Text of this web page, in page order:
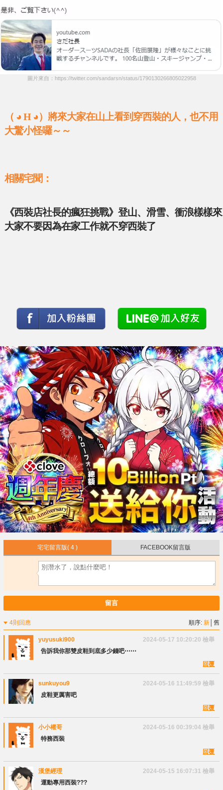
圖片來自：https://twitter.com/sandarsn/status/1790130266805022958
（ ◕ H ◕）將來大家在山上看到穿西裝的人，也不用
大驚小怪囉～～
相關宅聞：
《西裝店社長的瘋狂挑戰》登山、滑雪、衝浪樣樣來
大家不要因為在家工作就不穿西裝了
宅宅留言版( 4 ) FACEBOOK留言版
留言
4則回應 順序:新 │舊
yuyusuki900 2024-05-17 10:20:20 檢舉
告訴我你那雙皮鞋到底多少錢吧⋯⋯
回覆
sunkuyou9 2024-05-16 11:49:59 檢舉
皮鞋更厲害吧
回覆
小小權哥 2024-05-16 00:39:04 檢舉
特務西裝
回覆
漢堡經理 2024-05-15 16:07:31 檢舉
運動專用西裝???